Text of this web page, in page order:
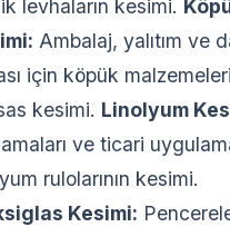
levhaların kesimi.
Ambalaj, yalıtım ve
için köpük
kesimi. Linolyum
ve ticari
rulolarının kesimi.
Kesimi: